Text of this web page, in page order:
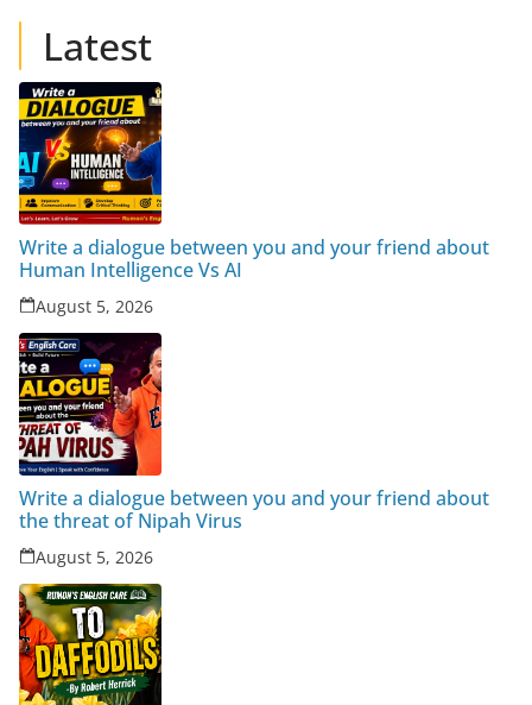
Latest
Write a dialogue between you and your friend about
Human Intelligence Vs AI
August 5, 2026
Write a dialogue between you and your friend about
the threat of Nipah Virus
August 5, 2026